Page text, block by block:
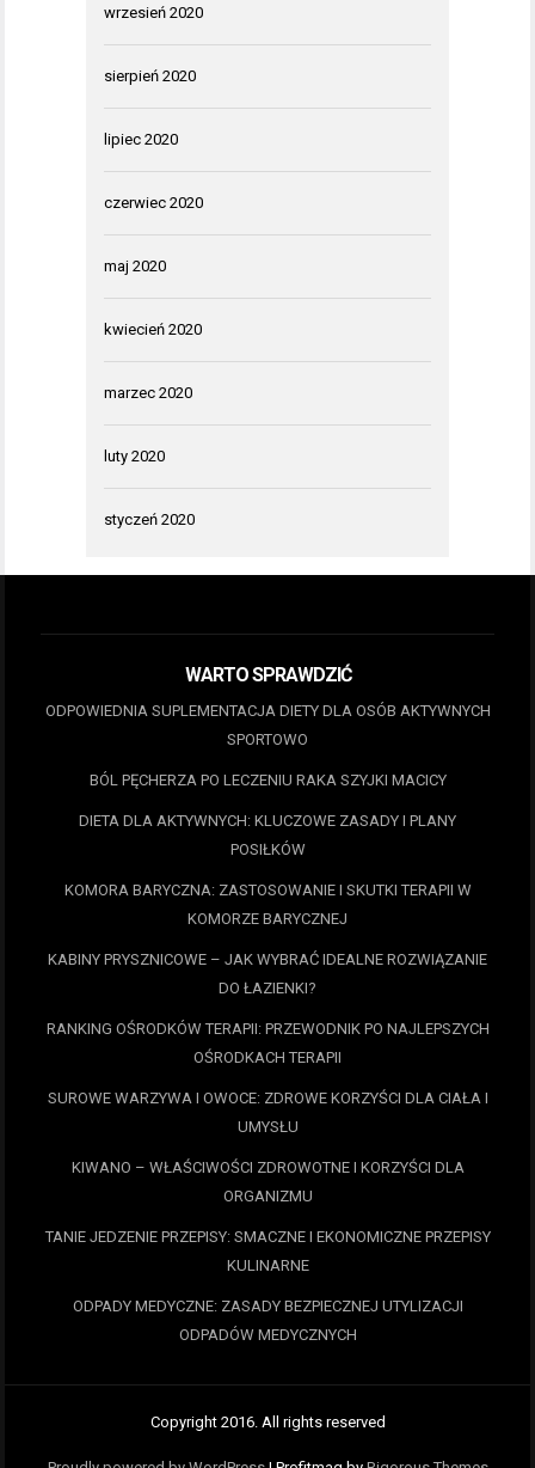
wrzesień 2020
sierpień 2020
lipiec 2020
czerwiec 2020
maj 2020
kwiecień 2020
marzec 2020
luty 2020
styczeń 2020
WARTO SPRAWDZIĆ
ODPOWIEDNIA SUPLEMENTACJA DIETY DLA OSÓB AKTYWNYCH
SPORTOWO
BÓL PĘCHERZA PO LECZENIU RAKA SZYJKI MACICY
DIETA DLA AKTYWNYCH: KLUCZOWE ZASADY I PLANY
POSIŁKÓW
KOMORA BARYCZNA: ZASTOSOWANIE I SKUTKI TERAPII W
KOMORZE BARYCZNEJ
KABINY PRYSZNICOWE – JAK WYBRAĆ IDEALNE ROZWIĄZANIE
DO ŁAZIENKI?
RANKING OŚRODKÓW TERAPII: PRZEWODNIK PO NAJLEPSZYCH
OŚRODKACH TERAPII
SUROWE WARZYWA I OWOCE: ZDROWE KORZYŚCI DLA CIAŁA I
UMYSŁU
KIWANO – WŁAŚCIWOŚCI ZDROWOTNE I KORZYŚCI DLA
ORGANIZMU
TANIE JEDZENIE PRZEPISY: SMACZNE I EKONOMICZNE PRZEPISY
KULINARNE
ODPADY MEDYCZNE: ZASADY BEZPIECZNEJ UTYLIZACJI
ODPADÓW MEDYCZNYCH
Copyright 2016. All rights reserved